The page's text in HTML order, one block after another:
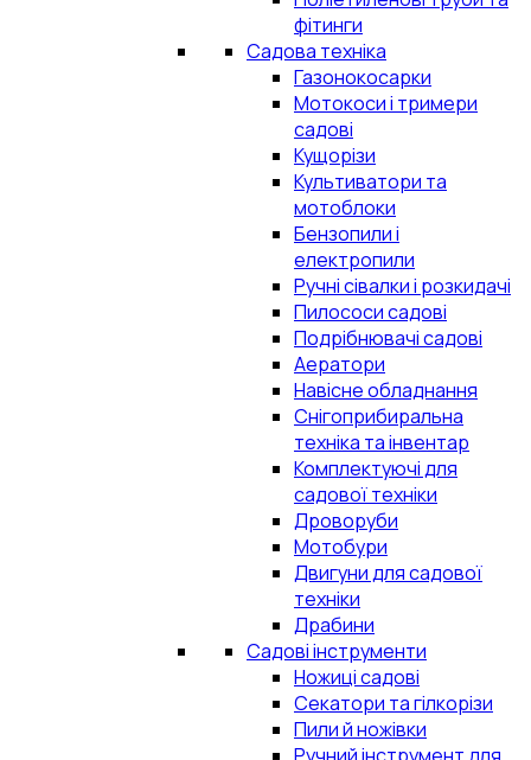
фітинги
Садова техніка
Газонокосарки
Мотокоси і тримери
садові
Кущорізи
Культиватори та
мотоблоки
Бензопили і
електропили
Ручні сівалки і розкидачі
Пилососи садові
Подрібнювачі садові
Аератори
Навісне обладнання
Снігоприбиральна
техніка та інвентар
Комплектуючі для
садової техніки
Дроворуби
Мотобури
Двигуни для садової
техніки
Драбини
Садові інструменти
Ножиці садові
Секатори та гілкорізи
Пили й ножівки